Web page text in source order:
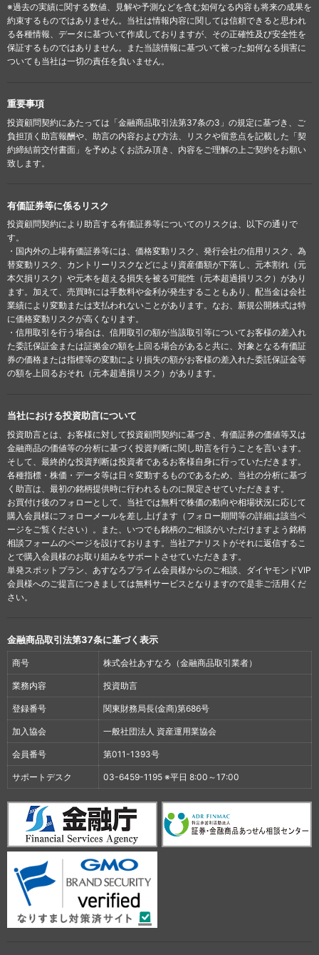
※過去の実績に関する数値、見解や予測などを含む如何なる内容も将来の成果を
約束するものではありません。当社は情報内容に関しては信頼できると思われ
る各種情報、データに基づいて作成しておりますが、その正確性及び安全性を
保証するものではありません。また当該情報に基づいて被った如何なる損害に
ついても当社は一切の責任を負いません。
重要事項
投資顧問契約にあたっては「金融商品取引法第37条の3」の規定に基づき、ご
負担頂く助言報酬や、助言の内容および方法、リスクや留意点を記載した「契
約締結前交付書面」を予めよくお読み頂き、内容をご理解の上ご契約をお願い
致します。
有価証券等に係るリスク
投資顧問契約により助言する有価証券等についてのリスクは、以下の通りで
す。
・国内外の上場有価証券等には、価格変動リスク、発行会社の信用リスク、為
替変動リスク、カントリーリスクなどにより資産価額が下落し、元本割れ（元
本欠損リスク）や元本を超える損失を被る可能性（元本超過損リスク）があり
ます。加えて、売買時には手数料や金利が発生することもあり、配当金は会社
業績により変動または支払われないことがあります。なお、新規公開株式は特
に価格変動リスクが高くなります。
・信用取引を行う場合は、信用取引の額が当該取引等についてお客様の差入れ
た委託保証金または証拠金の額を上回る場合があると共に、対象となる有価証
券の価格または指標等の変動により損失の額がお客様の差入れた委託保証金等
の額を上回るおそれ（元本超過損リスク）があります。
当社における投資助言について
投資助言とは、お客様に対して投資顧問契約に基づき、有価証券の価値等又は
金融商品の価値等の分析に基づく投資判断に関し助言を行うことを言います。
そして、最終的な投資判断は投資者であるお客様自身に行っていただきます。
各種指標・株価・データ等は日々変動するものであるため、当社の分析に基づ
く助言は、最初の銘柄提供時に行われるものに限定させていただきます。
お買付け後のフォローとして、当社では無料で株価の動向や相場状況に応じて
購入会員様にフォローメールを差し上げます（フォロー期間等の詳細は該当ペ
ージをご覧ください）。また、いつでも銘柄のご相談がいただけますよう銘柄
相談フォームのページを設けております。当社アナリストがそれに返信するこ
とで購入会員様のお取り組みをサポートさせていただきます。
単発スポットプラン、あすなろプライム会員様からのご相談、ダイヤモンドVIP
会員様へのご提言につきましては無料サービスとなりますので是非ご活用くだ
さい。
金融商品取引法第37条に基づく表示
商号 株式会社あすなろ（金融商品取引業者）
業務内容 投資助言
登録番号 関東財務局長(金商)第686号
加入協会 一般社団法人 資産運用業協会
会員番号 第011-1393号
サポートデスク 03-6459-1195 ※平日 8:00～17:00